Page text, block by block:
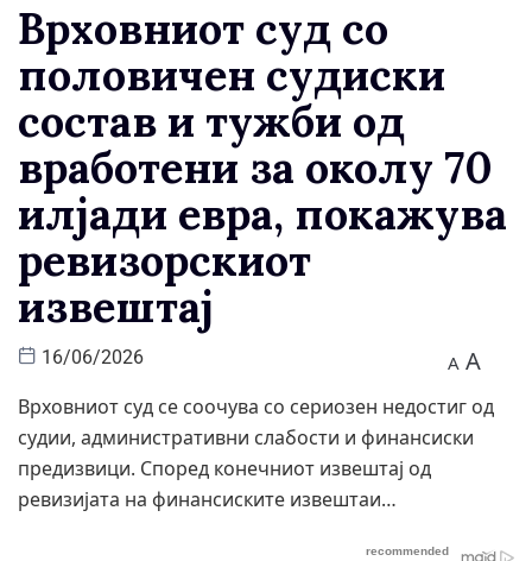
Врховниот суд со
половичен судиски
состав и тужби од
вработени за околу 70
илјади евра, покажува
ревизорскиот
извештај
16/06/2026 A A
Врховниот суд се соочува со сериозен недостиг од
судии, административни слабости и финансиски
предизвици. Според конечниот извештај од
ревизијата на финансиските извештаи…